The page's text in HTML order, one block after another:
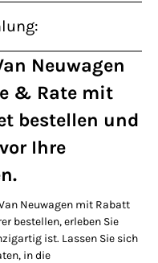
Neuwagen
& Rate mit
bestellen und
Ihre
Neuwagen mit Rabatt
bestellen, erleben Sie
ist. Lassen Sie sich
in die